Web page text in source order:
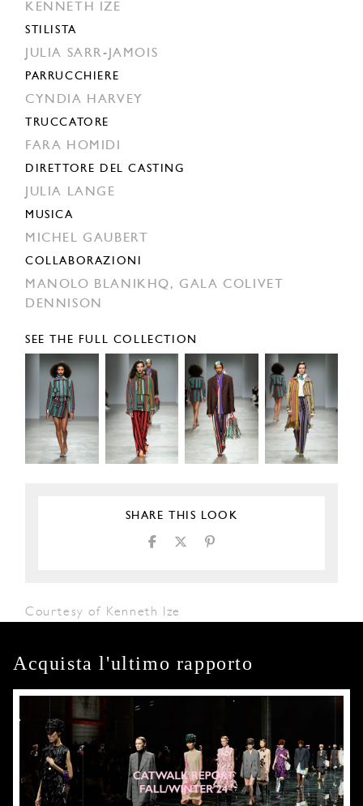
KENNETH IZE
STILISTA
JULIA SARR-JAMOIS
PARRUCCHIERE
CYNDIA HARVEY
TRUCCATORE
FARA HOMIDI
DIRETTORE DEL CASTING
JULIA LANGE
MUSICA
MICHEL GAUBERT
COLLABORAZIONI
MANOLO BLANIKHQ, GALA COLIVET
DENNISON
SEE THE FULL COLLECTION
SHARE THIS LOOK
Courtesy of Kenneth Ize
Acquista l'ultimo rapporto